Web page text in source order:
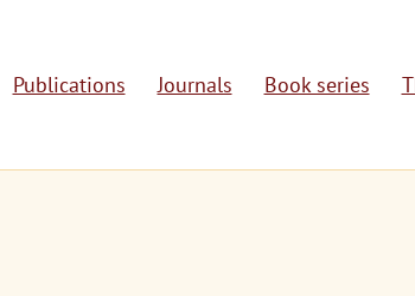
Publications Journals Book series